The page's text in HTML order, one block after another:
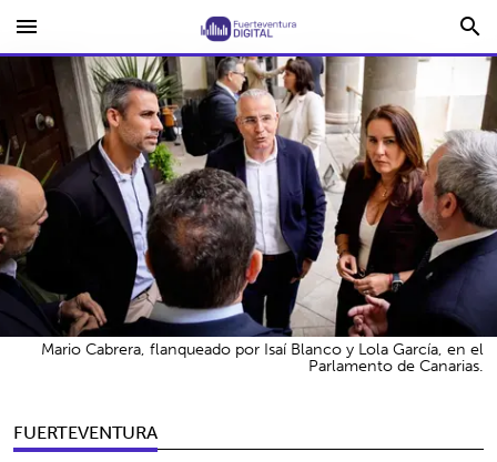
menu search
FUERTEVENTURA
Mario Cabrera, flanqueado por Isaí Blanco y Lola García, en el
Parlamento de Canarias.